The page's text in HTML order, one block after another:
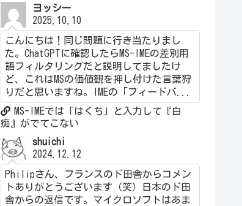
ヨッシー
2025.10.10
こんにちは！同じ問題に行き当たりまし
た。ChatGPTに確認したらMS-IMEの差別用
語フィルタリングだと説明してましたけ
ど、これはMSの価値観を押し付けた言葉狩
りだと思いますね。IMEの「フィードバ...
MS-IMEでは「はくち」と入力して『白
痴』がでてこない
shuichi
2024.12.12
Philipさん、フランスのド田舎からコメン
トありがとうございます（笑）日本のド田
舎からの返信です。マイクロソフトはあま